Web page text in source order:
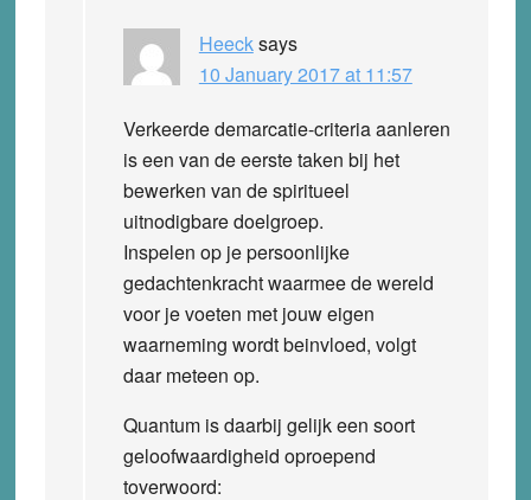
Heecksays
10 January 2017 at 11:57
Verkeerde demarcatie-criteria aanleren
is een van de eerste taken bij het
bewerken van de spiritueel
uitnodigbare doelgroep.
Inspelen op je persoonlijke
gedachtenkracht waarmee de wereld
voor je voeten met jouw eigen
waarneming wordt beinvloed, volgt
daar meteen op.
Quantum is daarbij gelijk een soort
geloofwaardigheid oproepend
toverwoord: